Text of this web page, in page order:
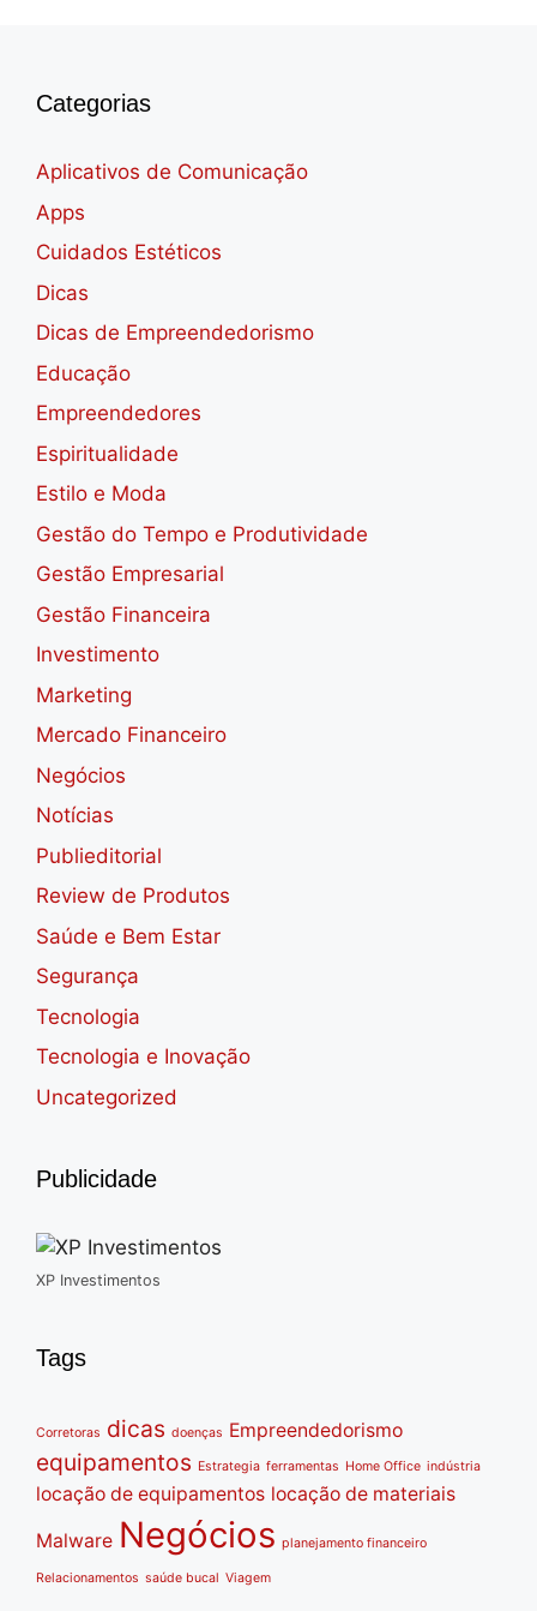
Categorias
Aplicativos de Comunicação
Apps
Cuidados Estéticos
Dicas
Dicas de Empreendedorismo
Educação
Empreendedores
Espiritualidade
Estilo e Moda
Gestão do Tempo e Produtividade
Gestão Empresarial
Gestão Financeira
Investimento
Marketing
Mercado Financeiro
Negócios
Notícias
Publieditorial
Review de Produtos
Saúde e Bem Estar
Segurança
Tecnologia
Tecnologia e Inovação
Uncategorized
Publicidade
XP Investimentos
Tags
Corretoras dicas doenças Empreendedorismo
equipamentos Estrategia ferramentas Home Office indústria
locação de equipamentos locação de materiais
Malware Negócios planejamento financeiro
Relacionamentos saúde bucal Viagem